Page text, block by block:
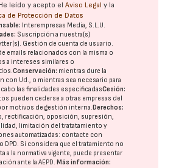
leído y acepto elAviso Legal y la
de Protección de Datos
Interempresas Media, S.L.U.
Suscripción a nuestra(s)
Gestión de cuenta de usuario.
emails relacionados con la misma o
a intereses similares o
Conservación: mientras dure la
con Ud., o mientras sea necesario para
cabo las finalidades especificadasCesión:
pueden cederse a otras empresas del
motivos de gestión interna. Derechos:
rectificación, oposición, supresión,
limitación del tratatamiento y
automatizadas: contacte con
DPD. Si considera que el tratamiento no
a la normativa vigente, puede presentar
ante laAEPD. Más información: